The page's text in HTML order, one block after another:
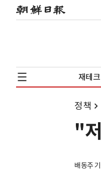
재테크
정책
"
배동주